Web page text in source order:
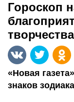
Гороскоп
«Новая
знаков